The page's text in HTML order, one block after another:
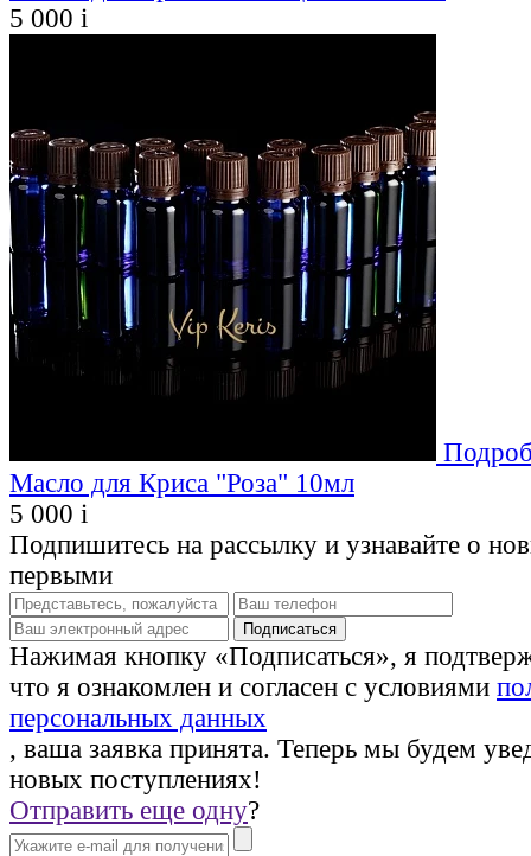
5 000 i
Масло для Криса "Роза" 10мл
5 000 i
Подпишитесь на рассылку и узнавайте о
первыми
Нажимая кнопку «Подписаться», я
что я ознакомлен и согласен с условиями
персональных данных
, ваша заявка принята. Теперь мы будем
новых поступлениях!
Отправить еще одну?